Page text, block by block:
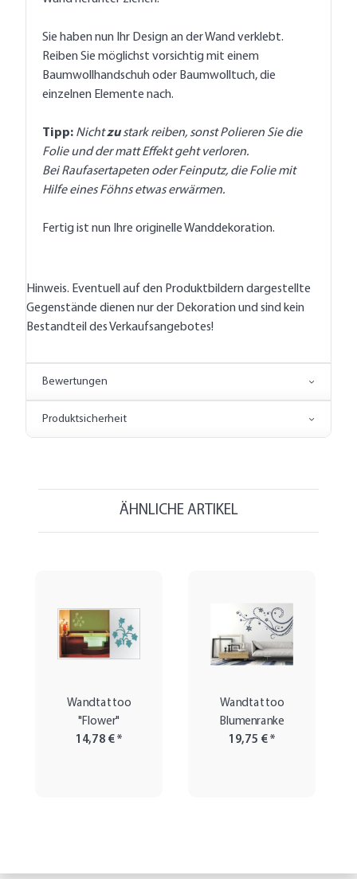
Sie haben nun Ihr Design an der Wand verklebt.
Reiben Sie möglichst vorsichtig mit einem
Baumwollhandschuh oder Baumwolltuch, die
einzelnen Elemente nach.
Tipp: Nichtzustark reiben, sonst Polieren Sie die
Folie und der matt Effekt geht verloren.
Bei Raufasertapeten oder Feinputz, die Folie mit
Hilfe eines Föhns etwas erwärmen.
Fertig ist nun Ihre originelle Wanddekoration.
Hinweis. Eventuell auf den Produktbildern dargestellte
Gegenstände dienen nur der Dekoration und sind kein
Bestandteil des Verkaufsangebotes!
Bewertungen
Produktsicherheit
ÄHNLICHE ARTIKEL
Wandtattoo
"Flower"
14,78 €*
Wandtattoo
Blumenranke
19,75 €*